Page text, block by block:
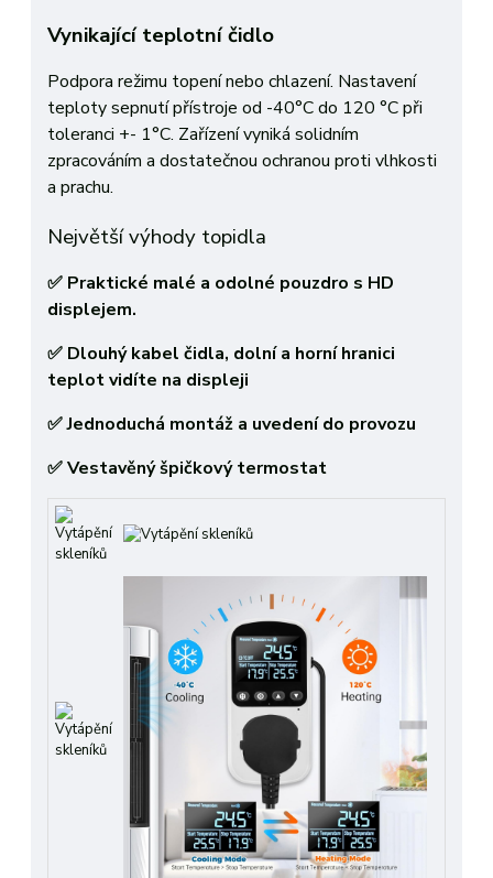
Vynikající teplotní čidlo
Podpora režimu topení nebo chlazení. Nastavení
teploty sepnutí přístroje od -40°C do 120 °C při
toleranci +- 1°C. Zařízení vyniká solidním
zpracováním a dostatečnou ochranou proti vlhkosti
a prachu.
Největší výhody topidla
✅ Praktické malé a odolné pouzdro s HD
displejem.
✅ Dlouhý kabel čidla, dolní a horní hranici
teplot vidíte na displeji
✅ Jednoduchá montáž a uvedení do provozu
✅ Vestavěný špičkový termostat